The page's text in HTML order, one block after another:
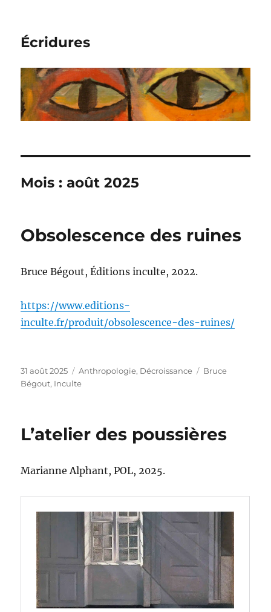
Écridures
Mois :août 2025
Obsolescence des ruines
Bruce Bégout, Éditions inculte, 2022.
https://www.editions-
inculte.fr/produit/obsolescence-des-ruines/
Publié
le
31 août 2025 Catégories
Anthropologie, Décroissance Étiquettes
Bruce
Bégout, Inculte
L’atelier des poussières
Marianne Alphant, POL, 2025.